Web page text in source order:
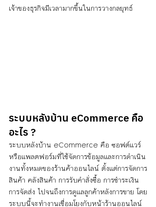
เจ้าของธุรกิจมีเวลามากขึ้นในการวางกลยุทธ์
ระบบหลังบ้าน eCommerce คือ
อะไร ?
ระบบหลังบ้าน eCommerce คือ ซอฟต์แวร์
หรือแพลตฟอร์มที่ใช้จัดการข้อมูลและการดำเนิน
งานทั้งหมดของร้านค้าออนไลน์ ตั้งแต่การจัดการ
สินค้า คลังสินค้า การรับคำสั่งซื้อ การชำระเงิน
การจัดส่ง ไปจนถึงการดูแลลูกค้าหลังการขาย โดย
ระบบนี้จะทำงานเชื่อมโยงกับหน้าร้านออนไลน์